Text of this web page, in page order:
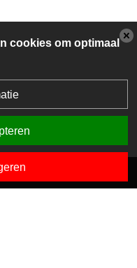
cookies om optimaal